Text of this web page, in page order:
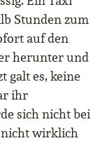
Stunden zum
auf den
herunter und
galt es, keine
ihr
sich nicht bei
nicht wirklich